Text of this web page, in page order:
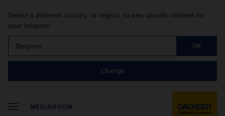
Select a different country, or region, to see specific content for
your location!
Belgium OK
Change
MEDIAROOM